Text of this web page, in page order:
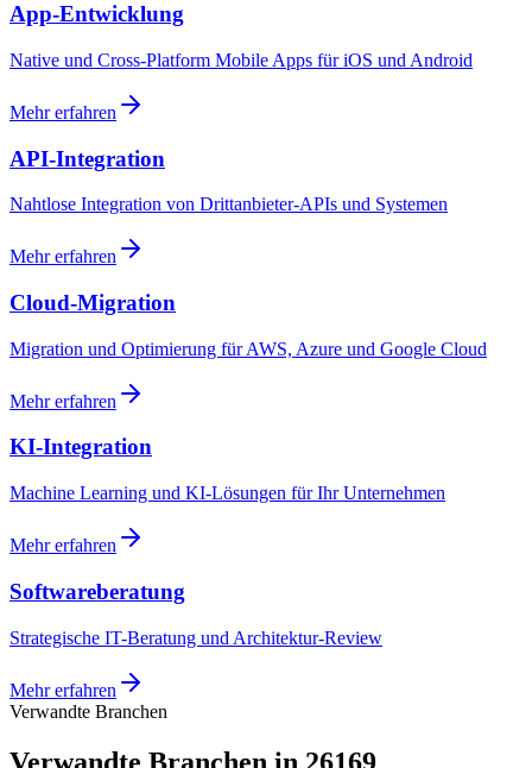
App-Entwicklung
Native und Cross-Platform Mobile Apps für iOS und Android
Mehr erfahren
API-Integration
Nahtlose Integration von Drittanbieter-APIs und Systemen
Mehr erfahren
Cloud-Migration
Migration und Optimierung für AWS, Azure und Google Cloud
Mehr erfahren
KI-Integration
Machine Learning und KI-Lösungen für Ihr Unternehmen
Mehr erfahren
Softwareberatung
Strategische IT-Beratung und Architektur-Review
Mehr erfahren
Verwandte Branchen
Verwandte Branchen in 26169